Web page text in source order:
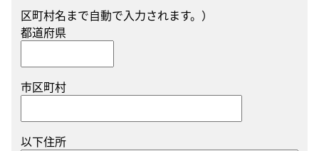
区町村名まで自動で入力されます。）
都道府県
市区町村
以下住所